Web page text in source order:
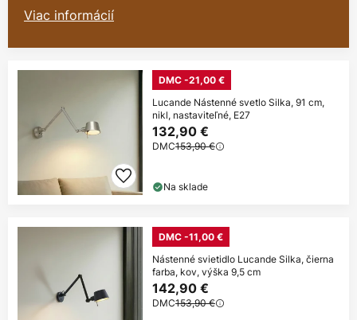
Viac informácií
DMC -21,00 €
Lucande Nástenné svetlo Silka, 91 cm,
nikl, nastaviteľné, E27
132,90 €
DMC153,90 €
Na sklade
DMC -11,00 €
Nástenné svietidlo Lucande Silka, čierna
farba, kov, výška 9,5 cm
142,90 €
DMC153,90 €